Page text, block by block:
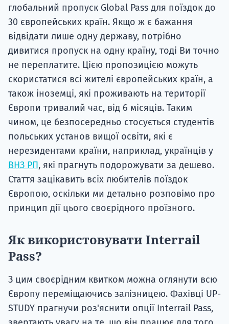
глобальний пропуск Global Pass для поїздок до
30 європейських країн. Якщо ж є бажання
відвідати лише одну державу, потрібно
дивитися пропуск на одну країну, тоді Ви точно
не переплатите. Цією пропозицією можуть
скористатися всі жителі європейських країн, а
також іноземці, які проживають на території
Європи тривалий час, від 6 місяців. Таким
чином, це безпосередньо стосується студентів
польських установ вищої освіти, які є
нерезидентами країни, наприклад, українців у
ВНЗ РП, які прагнуть подорожувати за дешево.
Стаття зацікавить всіх любителів поїздок
Європою, оскільки ми детально розповімо про
принцип дії цього своєрідного проїзного.
Як використовувати Interrail
Pass?
З цим своєрідним квитком можна оглянути всю
Європу переміщаючись залізницею. Фахівці UP-
STUDY прагнучи роз'яснити опції Interrail Pass,